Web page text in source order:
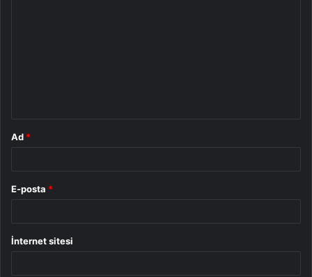
Ad *
E-posta *
İnternet sitesi